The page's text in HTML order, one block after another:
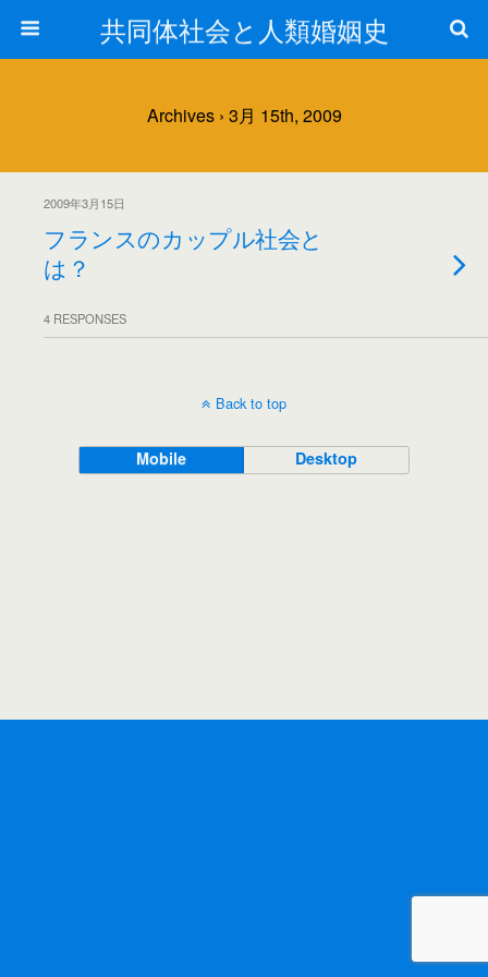
共同体社会と人類婚姻史
Archives › 3月 15th, 2009
2009年3月15日
フランスのカップル社会と
は？
4 RESPONSES
Back to top
Mobile Desktop